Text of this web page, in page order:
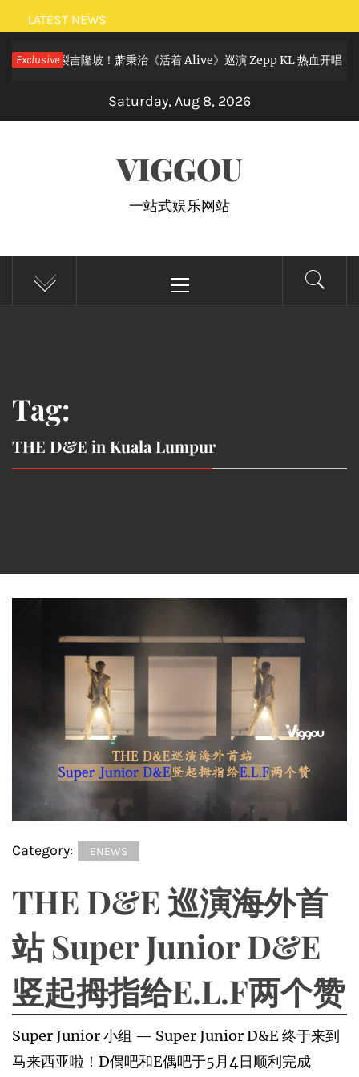
Skip
to
content
LATEST NEWS
Exclusive
滚狂欢炸裂吉隆坡！萧秉治《活着 Alive》巡演 Zepp KL 热血开唱
Saturday, Aug 8, 2026
VIGGOU
一站式娱乐网站
Menu
Tag:
THE D&E in Kuala Lumpur
Category: ENEWS
THE D&E 巡演海外首
站 Super Junior D&E
竖起拇指给E.L.F两个赞
Super Junior 小组 — Super Junior D&E 终于来到
马来西亚啦！D偶吧和E偶吧于5月4日顺利完成